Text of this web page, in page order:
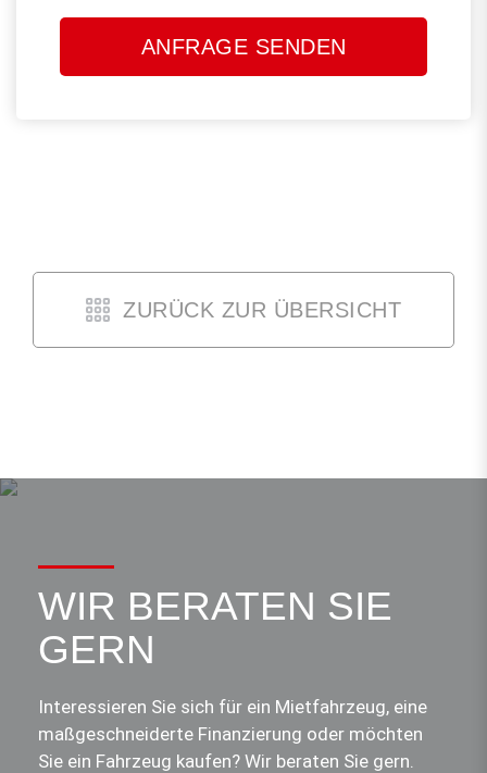
lasse
ZURÜCK ZUR ÜBERSICHT
WIR BERATEN SIE
GERN
Interessieren Sie sich für ein Mietfahrzeug, eine
maßgeschneiderte Finanzierung oder möchten
Sie ein Fahrzeug kaufen? Wir beraten Sie gern.